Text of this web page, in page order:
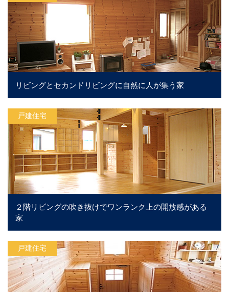
リビングとセカンドリビングに自然に人が集う家
戸建住宅
２階リビングの吹き抜けでワンランク上の開放感がある
家
戸建住宅